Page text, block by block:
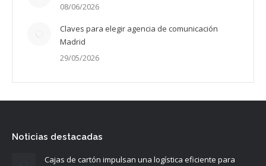
08/06/2026
Claves para elegir agencia de comunicación
Madrid
29/05/2026
Noticias destacadas
Cajas de cartón impulsan una logística eficiente para